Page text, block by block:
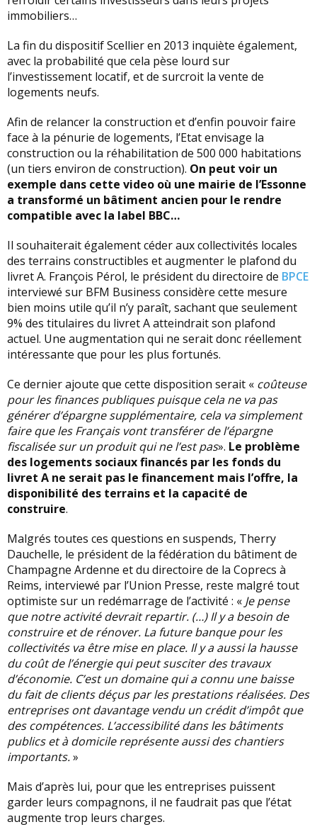
immobiliers…
La fin du dispositif Scellier en 2013 inquiète également,
avec la probabilité que cela pèse lourd sur
l’investissement locatif, et de surcroit la vente de
logements neufs.
Afin de relancer la construction et d’enfin pouvoir faire
face à la pénurie de logements, l’Etat envisage la
construction ou la réhabilitation de 500 000 habitations
(un tiers environ de construction). On peut voir un
exemple dans cette video où une mairie de l’Essonne
a transformé un bâtiment ancien pour le rendre
compatible avec la label BBC…
Il souhaiterait également céder aux collectivités locales
des terrains constructibles et augmenter le plafond du
livret A. François Pérol, le président du directoire de BPCE
interviewé sur BFM Business considère cette mesure
bien moins utile qu’il n’y paraît, sachant que seulement
9% des titulaires du livret A atteindrait son plafond
actuel. Une augmentation qui ne serait donc réellement
intéressante que pour les plus fortunés.
Ce dernier ajoute que cette disposition serait « coûteuse
pour les finances publiques puisque cela ne va pas
générer d’épargne supplémentaire, cela va simplement
faire que les Français vont transférer de l’épargne
fiscalisée sur un produit qui ne l’est pas». Le problème
des logements sociaux financés par les fonds du
livret A ne serait pas le financement mais l’offre, la
disponibilité des terrains et la capacité de
construire.
Malgrés toutes ces questions en suspends, Therry
Dauchelle, le président de la fédération du bâtiment de
Champagne Ardenne et du directoire de la Coprecs à
Reims, interviewé par l’Union Presse, reste malgré tout
optimiste sur un redémarrage de l’activité : « Je pense
que notre activité devrait repartir. (…) Il y a besoin de
construire et de rénover. La future banque pour les
collectivités va être mise en place. Il y a aussi la hausse
du coût de l’énergie qui peut susciter des travaux
d’économie. C’est un domaine qui a connu une baisse
du fait de clients déçus par les prestations réalisées. Des
entreprises ont davantage vendu un crédit d’impôt que
des compétences. L’accessibilité dans les bâtiments
publics et à domicile représente aussi des chantiers
importants.»
Mais d’après lui, pour que les entreprises puissent
garder leurs compagnons, il ne faudrait pas que l’état
augmente trop leurs charges.